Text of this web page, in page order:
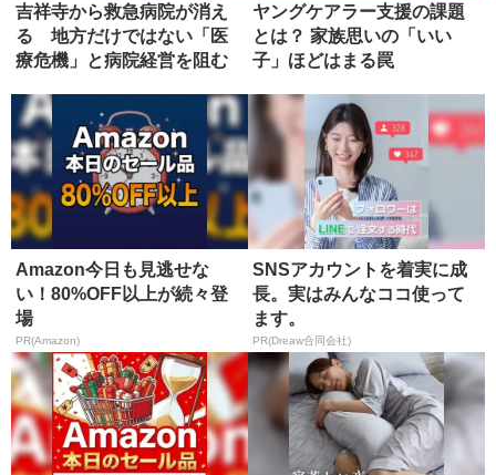
吉祥寺から救急病院が消え
る 地方だけではない「医
療危機」と病院経営を阻む
ヤングケアラー支援の課題
とは？ 家族思いの「いい
子」ほどはまる罠
Amazon今日も見逃せな
い！80%OFF以上が続々登
場
PR(Amazon)
SNSアカウントを着実に成
長。実はみんなココ使って
ます。
PR(Dreaw合同会社)